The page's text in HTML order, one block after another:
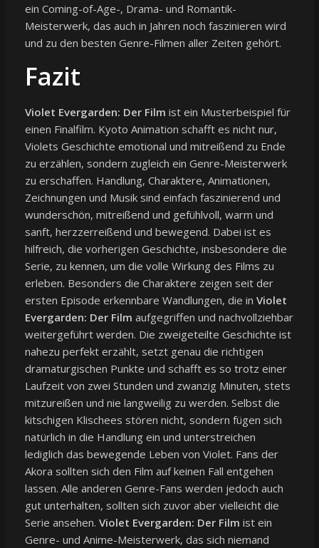
ein Coming-of-Age-, Drama- und Romantik-
Meisterwerk, das auch in Jahren noch faszinieren wird
und zu den besten Genre-Filmen aller Zeiten gehört.
Fazit
Violet Evergarden: Der Film ist ein Musterbeispiel für
einen Finalfilm. Kyoto Animation schafft es nicht nur,
Violets Geschichte emotional und mitreißend zu Ende
zu erzählen, sondern zugleich ein Genre-Meisterwerk
zu erschaffen. Handlung, Charaktere, Animationen,
Zeichnungen und Musik sind einfach faszinierend und
wunderschön, mitreißend und gefühlvoll, warm und
sanft, herzzerreißend und bewegend. Dabei ist es
hilfreich, die vorherigen Geschichte, insbesondere die
Serie, zu kennen, um die volle Wirkung des Films zu
erleben. Besonders die Charaktere zeigen seit der
ersten Episode erkennbare Wandlungen, die in Violet
Evergarden: Der Film aufgegriffen und nachvollziehbar
weitergeführt werden. Die zweigeteilte Geschichte ist
nahezu perfekt erzählt, setzt genau die richtigen
dramaturgischen Punkte und schafft es so trotz einer
Laufzeit von zwei Stunden und zwanzig Minuten, stets
mitzureißen und nie langweilig zu werden. Selbst die
kitschigen Klischees stören nicht, sondern fügen sich
natürlich in die Handlung ein und unterstreichen
lediglich das bewegende Leben von Violet. Fans der
Akora sollten sich den Film auf keinen Fall entgehen
lassen. Alle anderen Genre-Fans werden jedoch auch
gut unterhalten, sollten sich zuvor aber vielleicht die
Serie ansehen. Violet Evergarden: Der Film ist ein
Genre- und Anime-Meisterwerk, das sich niemand